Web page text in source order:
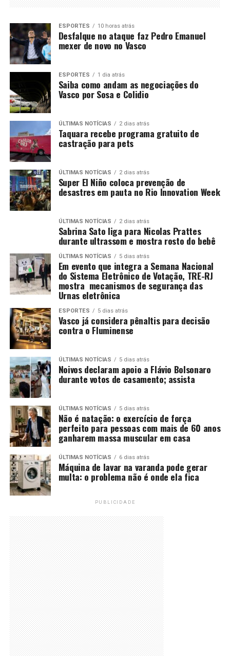
ESPORTES 10 horas atrás
Desfalque no ataque faz Pedro Emanuel
mexer de novo no Vasco
ESPORTES 1 dia atrás
Saiba como andam as negociações do
Vasco por Sosa e Colidio
ÚLTIMAS NOTÍCIAS 2 dias atrás
Taquara recebe programa gratuito de
castração para pets
ÚLTIMAS NOTÍCIAS 2 dias atrás
Super El Niño coloca prevenção de
desastres em pauta no Rio Innovation Week
ÚLTIMAS NOTÍCIAS 2 dias atrás
Sabrina Sato liga para Nicolas Prattes
durante ultrassom e mostra rosto do bebê
ÚLTIMAS NOTÍCIAS 5 dias atrás
Em evento que integra a Semana Nacional
do Sistema Eletrônico de Votação, TRE-RJ
mostra mecanismos de segurança das
Urnas eletrônica
ESPORTES 5 dias atrás
Vasco já considera pênaltis para decisão
contra o Fluminense
ÚLTIMAS NOTÍCIAS 5 dias atrás
Noivos declaram apoio a Flávio Bolsonaro
durante votos de casamento; assista
ÚLTIMAS NOTÍCIAS 5 dias atrás
Não é natação: o exercício de força
perfeito para pessoas com mais de 60 anos
ganharem massa muscular em casa
ÚLTIMAS NOTÍCIAS 6 dias atrás
Máquina de lavar na varanda pode gerar
multa: o problema não é onde ela fica
PUBLICIDADE